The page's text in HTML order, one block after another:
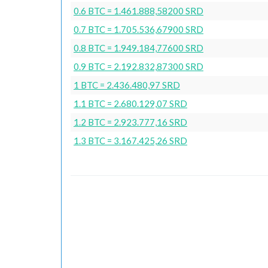
0.6 BTC = 1.461.888,58200 SRD
0.7 BTC = 1.705.536,67900 SRD
0.8 BTC = 1.949.184,77600 SRD
0.9 BTC = 2.192.832,87300 SRD
1 BTC = 2.436.480,97 SRD
1.1 BTC = 2.680.129,07 SRD
1.2 BTC = 2.923.777,16 SRD
1.3 BTC = 3.167.425,26 SRD